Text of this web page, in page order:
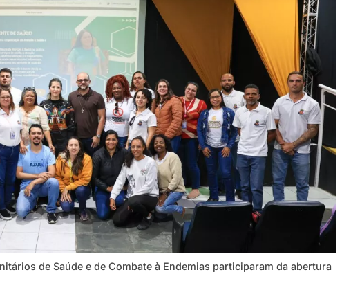
de Saúde e de Combate à Endemias participaram da abertura